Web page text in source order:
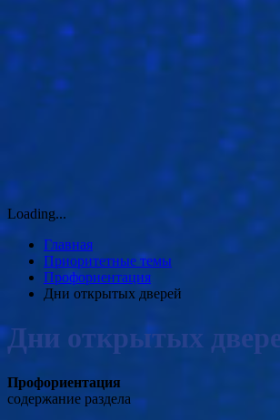
Loading...
Главная
Приоритетные темы
Профориентация
Дни открытых дверей
Дни открытых
Профориентация
содержание раздела